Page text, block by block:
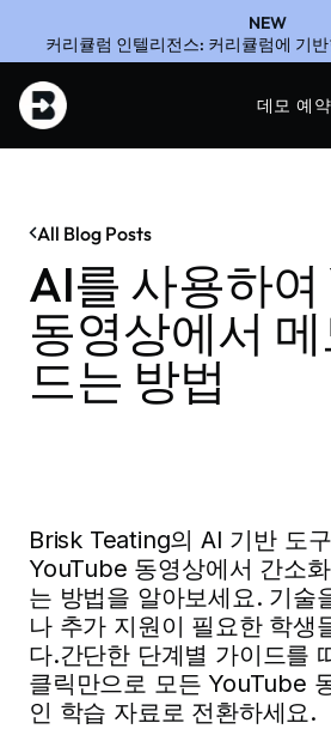
NEW
커리큘럼 인텔리전스: 커리큘럼에 기
데모 예약
All Blog Posts
AI를 사용하여
동영상에서
드는 방법
Brisk Teating의 AI 기반 도
YouTube 동영상에서 간소
는 방법을 알아보세요. 기술
나 추가 지원이 필요한 학생
다.간단한 단계별 가이드를
클릭만으로 모든 YouTube
인 학습 자료로 전환하세요.